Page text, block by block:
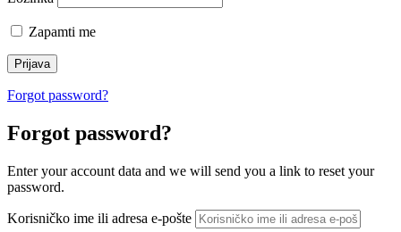
Zapamti me
Forgot password?
Forgot password?
Enter your account data and we will send you a link to reset your
password.
Korisničko ime ili adresa e-pošte